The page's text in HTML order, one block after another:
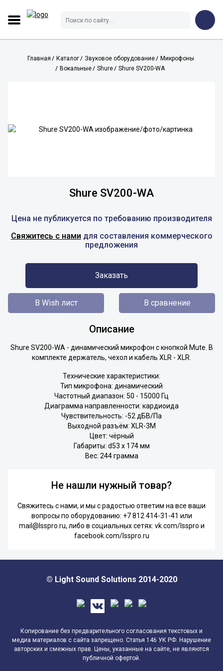
Главная Каталог Звуковое оборудование
Микрофоны
Вокальные
Shure Shure SV200-WA
Shure SV200-WA
Цена не публикуется по требованию производителя
Свяжитесь с нами для составления коммерческого
предложения
Заказать
В Wish лист В сравнение
Описание
Shure SV200-WA - динамический микрофон с кнопкой Mute. В
комплекте держатель, чехол и кабель XLR - XLR.
Технические характеристики:
Тип микрофона: динамический
Частотный диапазон: 50 - 15000 Гц
Диаграмма направленности: кардиоида
Чувствительность: -52 дБВ/Па
Выходной разъём: XLR-3M
Цвет: чёрный
Габариты: d53 х 174 мм
Вес: 244 грамма
Не нашли нужный товар?
Свяжитесь с нами, и мы с радостью ответим на все ваши
вопросы по оборудованию: +7 812 414-31-41 или
mail@lsspro.ru, либо в социальных сетях: vk.com/lsspro и
facebook.com/lsspro.ru
© Light Sound Solutions 2014-2020
Копирование без предварительного согласования текстовых и
медиа материалов с сайта запрещено. Статья 146 УК РФ. Нарушение
авторских и смежных прав. Цены, указанные на сайте, не являются
публичной офертой.